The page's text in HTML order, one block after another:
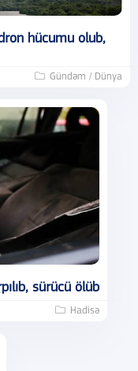
hücumu olub,
Gündəm / Dünya
sürücü ölüb
Hadisə